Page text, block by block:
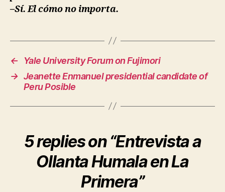
–Sí. El cómo no importa.
←
Yale University Forum on Fujimori
→ Jeanette Enmanuel presidential candidate of
Peru Posible
5 replies on “Entrevista a
Ollanta Humala en La
Primera”